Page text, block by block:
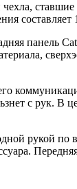
составляет
панель
с рук. В
рукой по
Передняя